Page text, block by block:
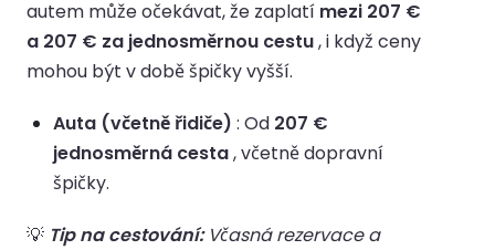
autem může očekávat, že zaplatí mezi 207 €
a 207 € za jednosměrnou cestu, i když ceny
mohou být v době špičky vyšší.
Auta (včetně řidiče) : Od 207 €
jednosměrná cesta, včetně dopravní
špičky.
💡 Tip na cestování:Včasná rezervace a